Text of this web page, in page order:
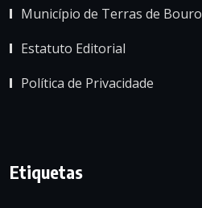
Município de Terras de Bouro
Estatuto Editorial
Política de Privacidade
Etiquetas